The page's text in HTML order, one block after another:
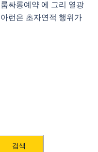
싸롱예약 에 그리 열광
런은 초자연적 행위가
검색